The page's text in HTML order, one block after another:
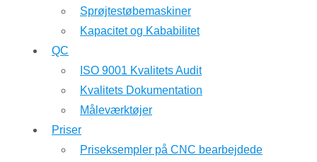
Sprøjtestøbemaskiner
Kapacitet og Kababilitet
QC
ISO 9001 Kvalitets Audit
Kvalitets Dokumentation
Måleværktøjer
Priser
Priseksempler på CNC bearbejdede